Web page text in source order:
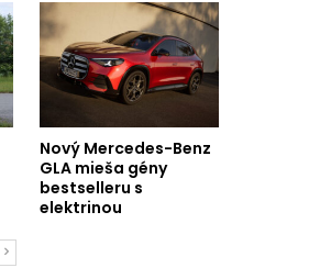
Nový Mercedes-Benz
GLA mieša gény
bestselleru s
elektrinou